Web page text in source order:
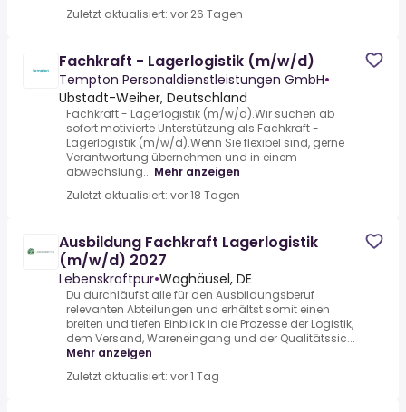
Zuletzt aktualisiert: vor 26 Tagen
Fachkraft - Lagerlogistik (m/w/d)
Tempton Personaldienstleistungen GmbH•
Ubstadt-Weiher, Deutschland
Fachkraft - Lagerlogistik (m/w/d).Wir suchen ab
sofort motivierte Unterstützung als Fachkraft -
Lagerlogistik (m/w/d).Wenn Sie flexibel sind, gerne
Verantwortung übernehmen und in einem
abwechslung... Mehr anzeigen
Zuletzt aktualisiert: vor 18 Tagen
Ausbildung Fachkraft Lagerlogistik
(m/w/d) 2027
Lebenskraftpur•Waghäusel, DE
Du durchläufst alle für den Ausbildungsberuf
relevanten Abteilungen und erhältst somit einen
breiten und tiefen Einblick in die Prozesse der Logistik,
dem Versand, Wareneingang und der Qualitätssic...
Mehr anzeigen
Zuletzt aktualisiert: vor 1 Tag